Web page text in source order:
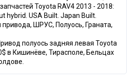
Toyota RAV4 2013 - 2018:
hybrid. USA Built. Japan Built.
привода, ШРУС, Полуось, Граната,
полуось задняя левая Toyota
в Кишинёве, Тирасполе, Бельцах